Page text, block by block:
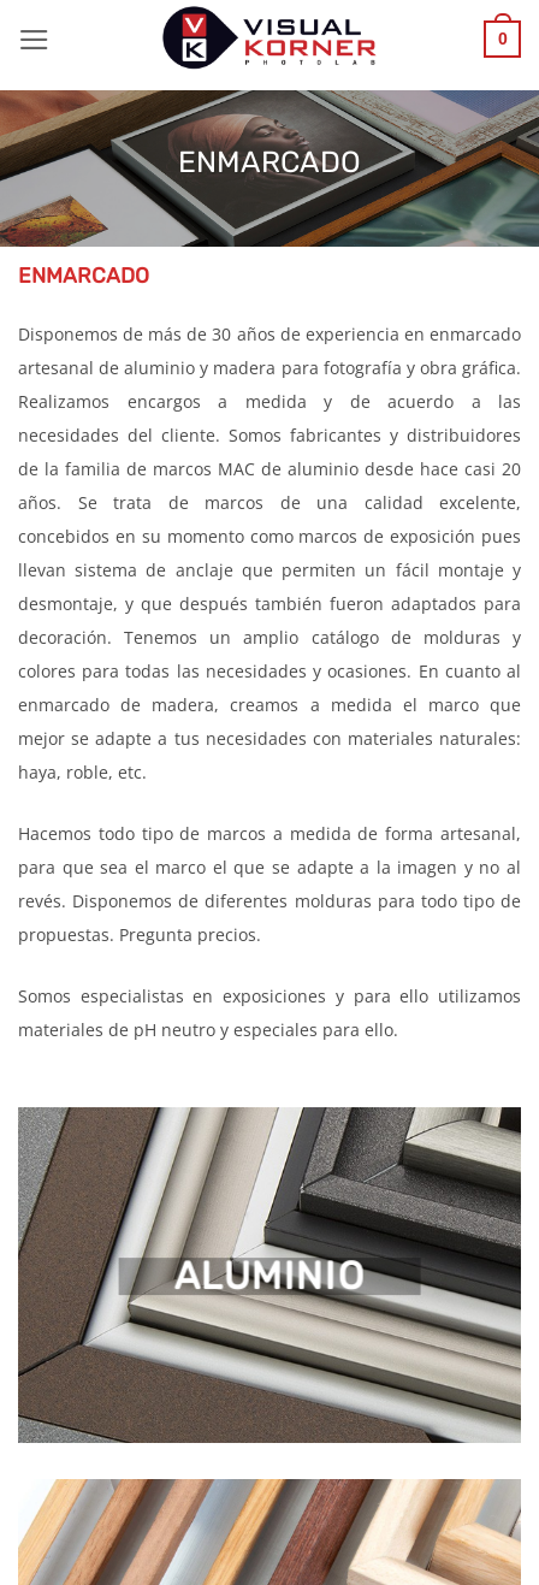
contenido
0
ENMARCADO
ENMARCADO
Disponemos de más de 30 años de experiencia en enmarcado
artesanal de aluminio y madera para fotografía y obra gráfica.
Realizamos encargos a medida y de acuerdo a las
necesidades del cliente. Somos fabricantes y distribuidores
de la familia de marcos MAC de aluminio desde hace casi 20
años. Se trata de marcos de una calidad excelente,
concebidos en su momento como marcos de exposición pues
llevan sistema de anclaje que permiten un fácil montaje y
desmontaje, y que después también fueron adaptados para
decoración. Tenemos un amplio catálogo de molduras y
colores para todas las necesidades y ocasiones. En cuanto al
enmarcado de madera, creamos a medida el marco que
mejor se adapte a tus necesidades con materiales naturales:
haya, roble, etc.
Hacemos todo tipo de marcos a medida de forma artesanal,
para que sea el marco el que se adapte a la imagen y no al
revés. Disponemos de diferentes molduras para todo tipo de
propuestas. Pregunta precios.
Somos especialistas en exposiciones y para ello utilizamos
materiales de pH neutro y especiales para ello.
ALUMINIO